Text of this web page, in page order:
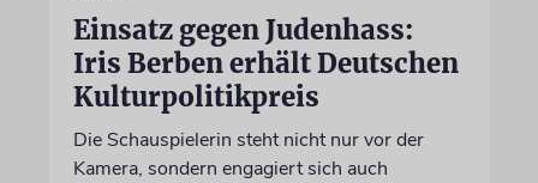
Einsatz gegen Judenhass:
Iris Berben erhält Deutschen
Kulturpolitikpreis
Die Schauspielerin steht nicht nur vor der
Kamera, sondern engagiert sich auch